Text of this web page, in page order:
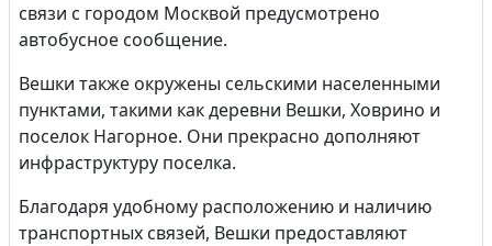
связи с городом Москвой предусмотрено
автобусное сообщение.
Вешки также окружены сельскими населенными
пунктами, такими как деревни Вешки, Ховрино и
поселок Нагорное. Они прекрасно дополняют
инфраструктуру поселка.
Благодаря удобному расположению и наличию
транспортных связей, Вешки предоставляют